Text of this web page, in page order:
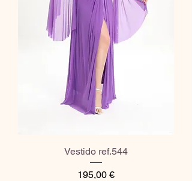
Vestido ref.544
Preço
195,00 €